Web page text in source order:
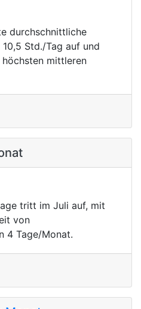
durchschnittliche
Std./Tag auf und
mittleren
tritt im Juli auf, mit
von
4 Tage/Monat.